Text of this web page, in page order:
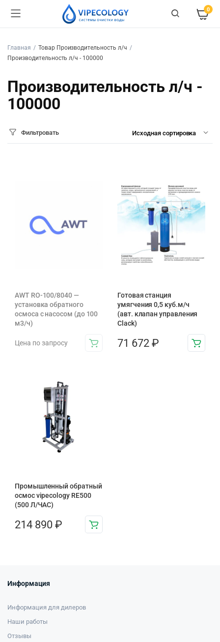
0
Главная
Товар Производительность л/ч
Производительность л/ч - 100000
Производительность л/ч -
100000
Фильтровать
AWT RO-100/8040 —
установка обратного
осмоса с насосом (до 100
м3/ч)
Цена по запросу
Готовая станция
умягчения 0,5 куб.м/ч
(авт. клапан управления
Clack)
71 672 ₽
Промышленный обратный
осмос vipecology RE500
(500 Л/ЧАС)
214 890 ₽
Информация
Информация для дилеров
Наши работы
Отзывы